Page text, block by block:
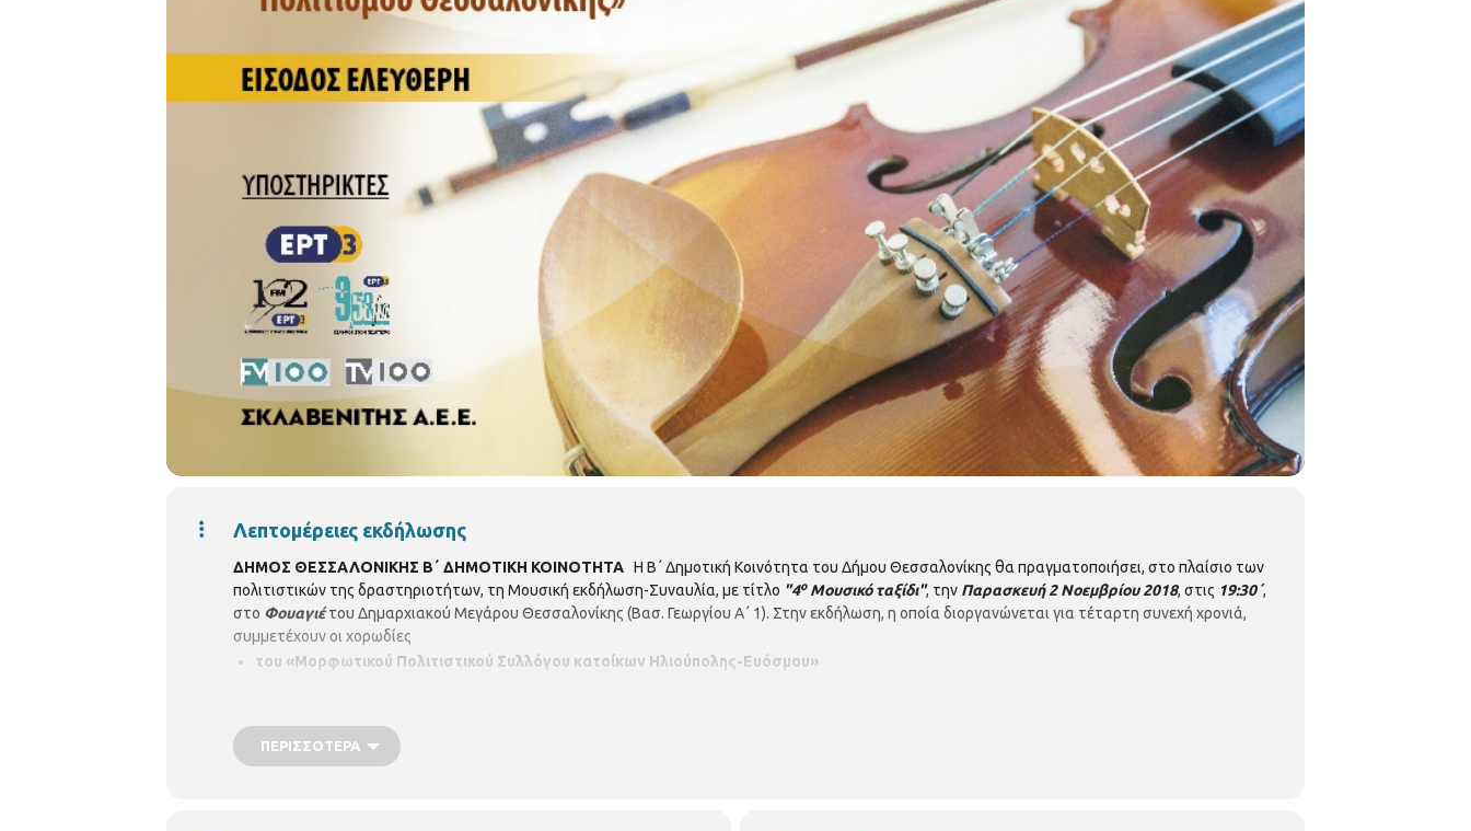
Λεπτομέρειες εκδήλωσης
ΔΗΜΟΣ ΘΕΣΣΑΛΟΝΙΚΗΣ Β΄ ΔΗΜΟΤΙΚΗ ΚΟΙΝΟΤΗΤΑ Η Β΄ Δημοτική Κοινότητα του Δήμου Θεσσαλονίκης θα πραγματοποιήσει, στο πλαίσιο των
πολιτιστικών της δραστηριοτήτων, τη Μουσική εκδήλωση-Συναυλία, με τίτλο "4οΜουσικό ταξίδι", την Παρασκευή 2 Νοεμβρίου 2018, στις 19:30΄,
στο Φουαγιέ του Δημαρχιακού Μεγάρου Θεσσαλονίκης (Βασ. Γεωργίου Α΄ 1). Στην εκδήλωση, η οποία διοργανώνεται για τέταρτη συνεχή χρονιά,
συμμετέχουν οι χορωδίες
του «Μορφωτικού Πολιτιστικού Συλλόγου κατοίκων Ηλιούπολης-Ευόσμου»
του Σωματείου «Οι φίλοι του Μουσείου Βυζαντινού Πολιτισμού Θεσσαλονίκης».
ΠΕΡΙΣΣΌΤΕΡΑ